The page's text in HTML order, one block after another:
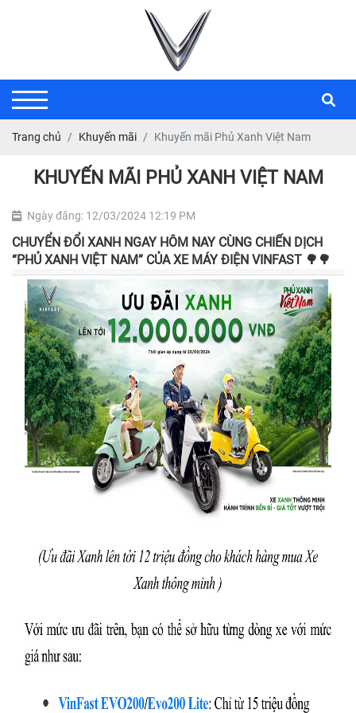
Trang chủ Khuyến mãi Khuyến mãi Phủ Xanh Việt Nam
KHUYẾN MÃI PHỦ XANH VIỆT NAM
Ngày đăng: 12/03/2024 12:19 PM
CHUYỂN ĐỔI XANH NGAY HÔM NAY CÙNG CHIẾN DỊCH
“PHỦ XANH VIỆT NAM” CỦA XE MÁY ĐIỆN VINFAST 🌳🌳